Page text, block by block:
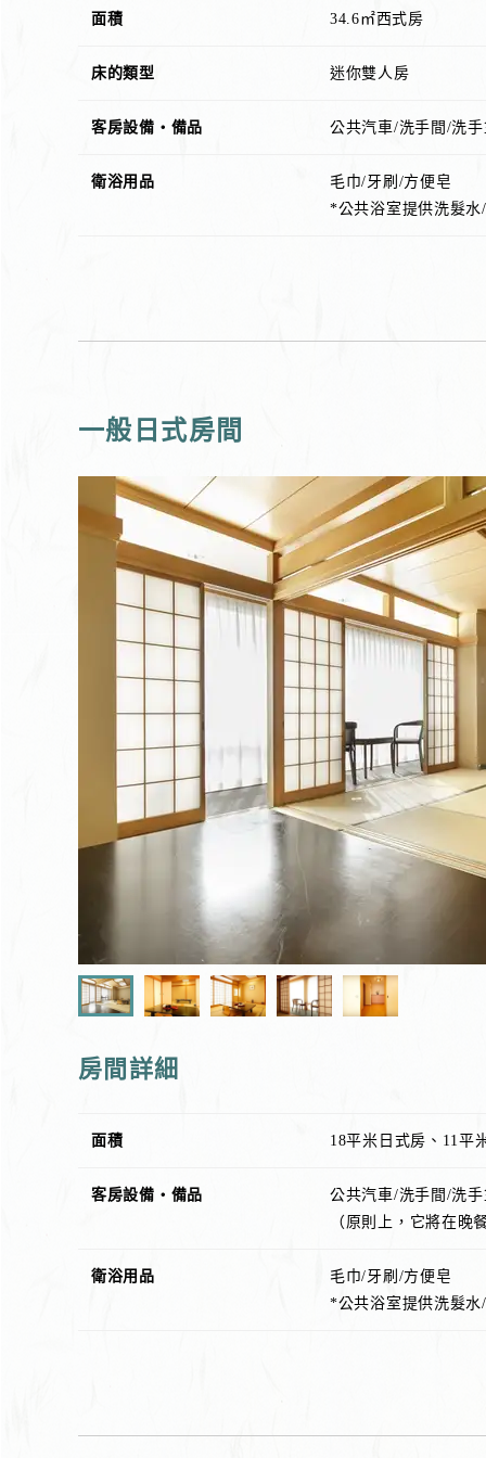
面積 34.6㎡西式房
床的類型 迷你雙人房
客房設備・備品 公共汽車/洗手間/洗
衛浴用品
毛巾/牙刷/方便皂
*公共浴室提供洗髮
一般日式房間
房間詳細
面積 18平米日式房、11平
客房設備・備品
公共汽車/洗手間/洗
（原則上，它將在晚
衛浴用品
毛巾/牙刷/方便皂
*公共浴室提供洗髮